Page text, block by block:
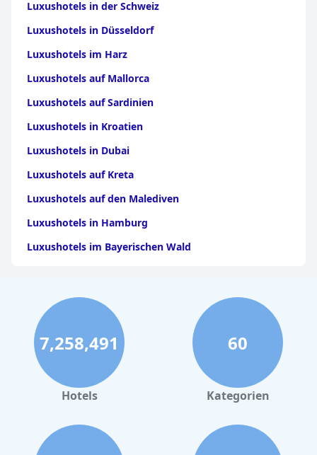
Luxushotels in der Schweiz
Luxushotels in Düsseldorf
Luxushotels im Harz
Luxushotels auf Mallorca
Luxushotels auf Sardinien
Luxushotels in Kroatien
Luxushotels in Dubai
Luxushotels auf Kreta
Luxushotels auf den Malediven
Luxushotels in Hamburg
Luxushotels im Bayerischen Wald
Luxushotels in Stuttgart
Luxushotels auf Gran Canaria
Luxushotels auf Mykonos
Luxushotels in Bozen
Luxushotels in Italien
Luxushotels in Portugal
7,258,491
Hotels
60
Kategorien